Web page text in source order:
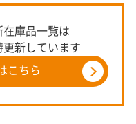
在庫品一覧は
更新しています
こちら